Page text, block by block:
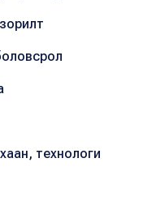
технологи